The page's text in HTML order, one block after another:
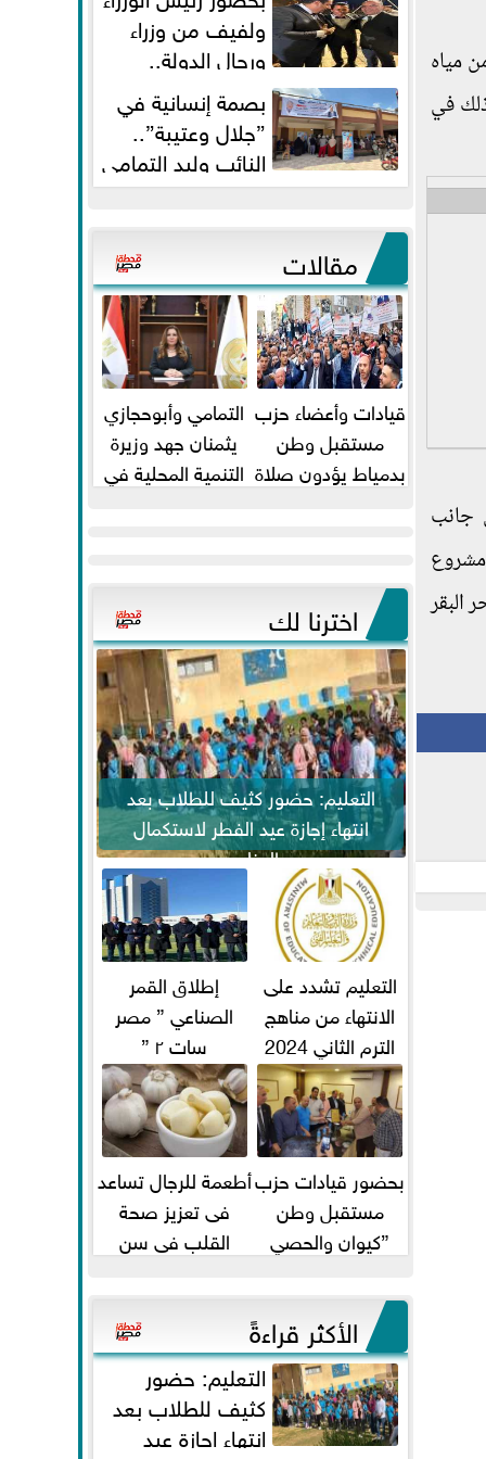
مياه
في
جانب
البقر
ولفيف من وزراء
ورجال الدولة..
النائبان وليد التمامي ومحمد...
بصمة إنسانية في
”جلال وعتيبة”..
النائب وليد التمامي
والبروفيسور جمال شيحة يداويان...
مقالات
قيادات وأعضاء حزب
مستقبل وطن
بدمياط يؤدون صلاة
التمامي وأبوحجازي
يثمنان جهد وزيرة
التنمية المحلية في
اخترنا لك
التعليم: حضور كثيف للطلاب بعد
انتهاء إجازة عيد الفطر لاستكمال
المناهج
التعليم تشدد على
الانتهاء من مناهج
الترم الثاني 2024
قبل الامتحانات
إطلاق القمر
الصناعي ” مصر
سات ٢ ”
بحضور قيادات حزب
مستقبل وطن
”كيوان والحصي
وعيسي” أمانه كفر...
أطعمة للرجال تساعد
فى تعزيز صحة
القلب فى سن
الأكثر قراءةً
التعليم: حضور
كثيف للطلاب بعد
انتهاء إجازة عيد